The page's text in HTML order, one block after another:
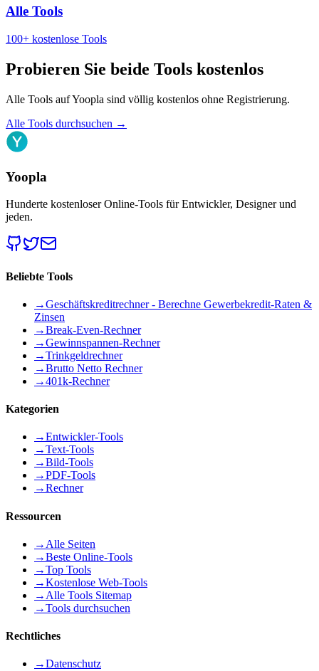
Alle Tools
100+ kostenlose Tools
Probieren Sie beide Tools kostenlos
Alle Tools auf Yoopla sind völlig kostenlos ohne Registrierung.
Alle Tools durchsuchen →
Yoopla
Hunderte kostenloser Online-Tools für Entwickler, Designer und
jeden.
Beliebte Tools
→Geschäftskreditrechner - Berechne Gewerbekredit-Raten &
Zinsen
→Break-Even-Rechner
→Gewinnspannen-Rechner
→Trinkgeldrechner
→Brutto Netto Rechner
→401k-Rechner
Kategorien
→Entwickler-Tools
→Text-Tools
→Bild-Tools
→PDF-Tools
→Rechner
Ressourcen
→ Alle Seiten
→Beste Online-Tools
→Top Tools
→Kostenlose Web-Tools
→ Alle Tools Sitemap
→Tools durchsuchen
Rechtliches
→Datenschutz